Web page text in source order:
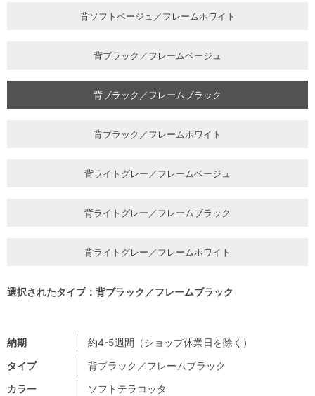
納期
約4-5週間（ショップ休業日を除く）
タイプ
背ブラック／フレームブラック
カラー
ソフトテラコッタ
背ソフトベージュ／フレームホワイト
背ブラック／フレームベージュ
背ブラック／フレームブラック
背ブラック／フレームホワイト
背ライトグレー／フレームベージュ
背ライトグレー／フレームブラック
背ライトグレー／フレームホワイト
選択されたタイプ：背ブラック／フレームブラック